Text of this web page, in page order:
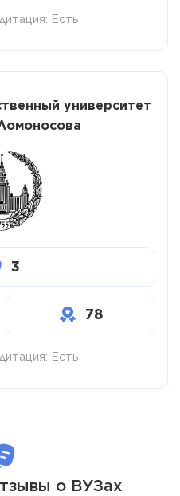
Есть
университет
3
78
Есть
о ВУЗах